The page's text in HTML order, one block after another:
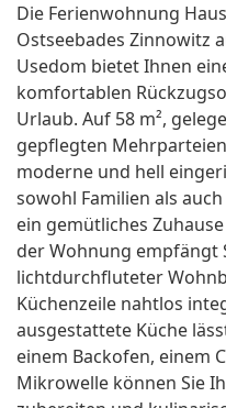
Die Ferienwohnung
Ostseebades Zinnowitz
Usedom bietet Ihnen
komfortablen
Urlaub. Auf 58 m²,
gepflegten
moderne und hell
sowohl Familien als
ein gemütliches
der Wohnung empfängt
lichtdurchfluteter
Küchenzeile nahtlos
ausgestattete Küche
einem Backofen, einem
Mikrowelle können Sie